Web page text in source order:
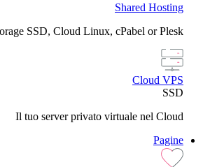
Shared Hosting
SSD, Cloud Linux, cPabel or Plesk
Cloud VPS
SSD
Il tuo server privato virtuale nel Cloud
Pagine